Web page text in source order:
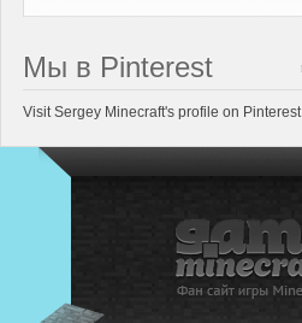
Мы в Pinterest
Visit Sergey Minecraft's profile on Pinterest.